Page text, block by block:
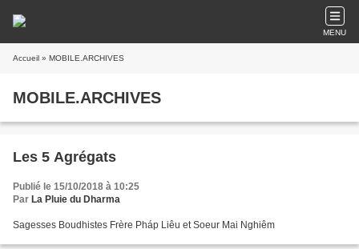
MENU
Accueil » MOBILE.ARCHIVES
MOBILE.ARCHIVES
Les 5 Agrégats
Publié le 15/10/2018 à 10:25
Par La Pluie du Dharma
Sagesses Boudhistes Frère Pháp Liêu et Soeur Mai Nghiêm